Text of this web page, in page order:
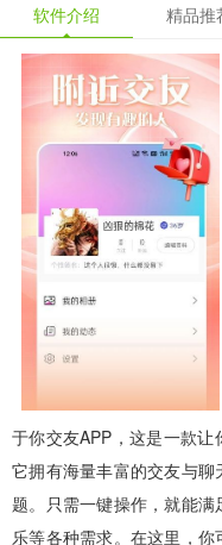
软件介绍 精品推
于你交友APP，这是一款让
它拥有海量丰富的交友与
题。只需一键操作，就能
乐等各种需求。在这里，